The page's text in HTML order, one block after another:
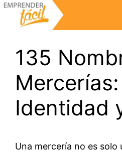
Saltar
135
Identidad
Una mercería no es solo